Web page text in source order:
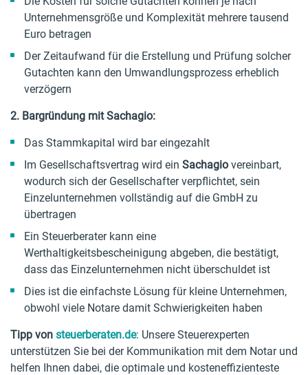
Unternehmensgröße und Komplexität mehrere tausend
Euro betragen
Der Zeitaufwand für die Erstellung und Prüfung solcher
Gutachten kann den Umwandlungsprozess erheblich
verzögern
2. Bargründung mit Sachagio:
Das Stammkapital wird bar eingezahlt
Im Gesellschaftsvertrag wird ein Sachagio vereinbart,
wodurch sich der Gesellschafter verpflichtet, sein
Einzelunternehmen vollständig auf die GmbH zu
übertragen
Ein Steuerberater kann eine
Werthaltigkeitsbescheinigung abgeben, die bestätigt,
dass das Einzelunternehmen nicht überschuldet ist
Dies ist die einfachste Lösung für kleine Unternehmen,
obwohl viele Notare damit Schwierigkeiten haben
Tipp von steuerberaten.de: Unsere Steuerexperten
unterstützen Sie bei der Kommunikation mit dem Notar und
helfen Ihnen dabei, die optimale und kosteneffizienteste